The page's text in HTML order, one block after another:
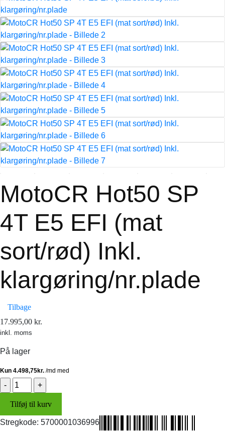
MotoCR Hot50 SP
4T E5 EFI (mat
sort/rød) Inkl.
klargøring/nr.plade
Tilbage
17.995,00 kr.
inkl. moms
På lager
MotoCR
Hot50
SP
4T
Tilføj til kurv
Stregkode: 5700001036996